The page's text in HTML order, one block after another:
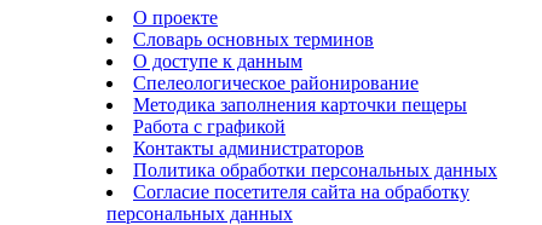
О проекте
Словарь основных терминов
О доступе к данным
Спелеологическое районирование
Методика заполнения карточки пещеры
Работа с графикой
Контакты администраторов
Политика обработки персональных данных
Согласие посетителя сайта на обработку
персональных данных